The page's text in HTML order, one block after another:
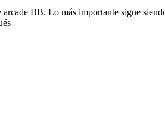
BB. Lo más importante sigue